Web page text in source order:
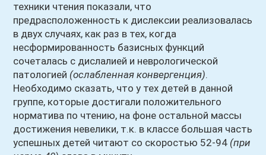
техники чтения показали, что
предрасположенность к дислексии реализовалась
в двух случаях, как раз в тех, когда
несформированность базисных функций
сочеталась с дислалией и неврологической
патологией (ослабленная конвергенция).
Необходимо сказать, что у тех детей в данной
группе, которые достигали положительного
норматива по чтению, на фоне остальной массы
достижения невелики, т.к. в классе большая часть
успешных детей читают со скоростью 52-94 (при